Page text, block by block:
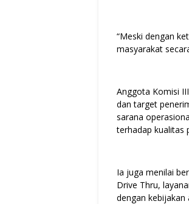
“Meski dengan
masyarakat
Anggota Komisi
dan target
sarana
terhadap kualitas
Ia juga menilai
Drive Thru,
dengan kebijakan